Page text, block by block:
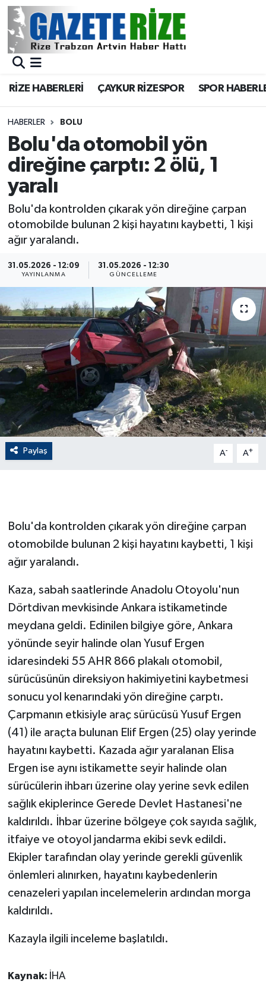
RİZE HABERLERİ ÇAYKUR RİZESPOR SPOR
HABERLER BOLU
Bolu'da otomobil yön
direğine çarptı: 2 ölü, 1
yaralı
Bolu'da kontrolden çıkarak yön direğine çarpan
otomobilde bulunan 2 kişi hayatını kaybetti, 1 kişi
ağır yaralandı.
31.05.2026 - 12:09
YAYINLANMA
31.05.2026 - 12:30
GÜNCELLEME
Paylaş A- A+
Bolu'da kontrolden çıkarak yön direğine çarpan
otomobilde bulunan 2 kişi hayatını kaybetti, 1 kişi
ağır yaralandı.
Kaza, sabah saatlerinde Anadolu Otoyolu'nun
Dörtdivan mevkisinde Ankara istikametinde
meydana geldi. Edinilen bilgiye göre, Ankara
yönünde seyir halinde olan Yusuf Ergen
idaresindeki 55 AHR 866 plakalı otomobil,
sürücüsünün direksiyon hakimiyetini kaybetmesi
sonucu yol kenarındaki yön direğine çarptı.
Çarpmanın etkisiyle araç sürücüsü Yusuf Ergen
(41) ile araçta bulunan Elif Ergen (25) olay yerinde
hayatını kaybetti. Kazada ağır yaralanan Elisa
Ergen ise aynı istikamette seyir halinde olan
sürücülerin ihbarı üzerine olay yerine sevk edilen
sağlık ekiplerince Gerede Devlet Hastanesi'ne
kaldırıldı. İhbar üzerine bölgeye çok sayıda sağlık,
itfaiye ve otoyol jandarma ekibi sevk edildi.
Ekipler tarafından olay yerinde gerekli güvenlik
önlemleri alınırken, hayatını kaybedenlerin
cenazeleri yapılan incelemelerin ardından morga
kaldırıldı.
Kazayla ilgili inceleme başlatıldı.
Kaynak: İHA
BÖLGEMİZ
Asayiş
Rize Jandarma Komutanlığı
Bilim Teknoloji
Advertising news
ÇEVRE
Dış Haberler
Dünya
EĞİTİM
EKONOMİ
English News
Gayrimenkul
GENEL
GÜNDEM
Güvenlik
HABERDE İNSAN
İNSAN
İş Dünyası
Kadın
KÜLTÜR SANAT
Otomobil
POLİTİKA
Merkez Nöbetçi Eczaneler
Merkez Trafik Yoğunluk Haritası
Süper Lig Puan Durumu ve Fikstür
Tüm Manşetler
Haber Arşivi